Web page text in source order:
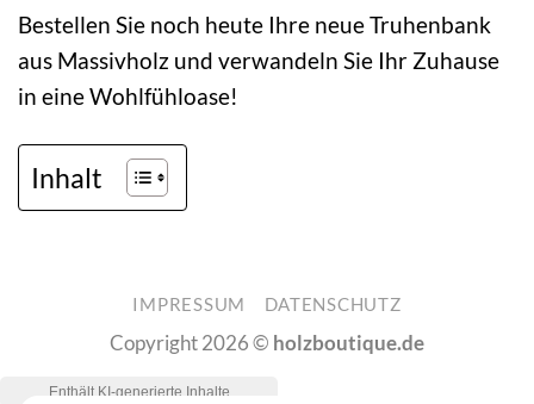
Bestellen Sie noch heute Ihre neue Truhenbank
aus Massivholz und verwandeln Sie Ihr Zuhause
in eine Wohlfühloase!
Inhalt
IMPRESSUM DATENSCHUTZ
Copyright 2026 © holzboutique.de